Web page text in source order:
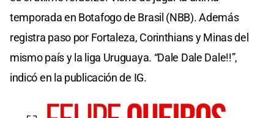
temporada en Botafogo de Brasil (NBB). Además
registra paso por Fortaleza, Corinthians y Minas del
mismo país y la liga Uruguaya. “Dale Dale Dale!!”,
indicó en la publicación de IG.